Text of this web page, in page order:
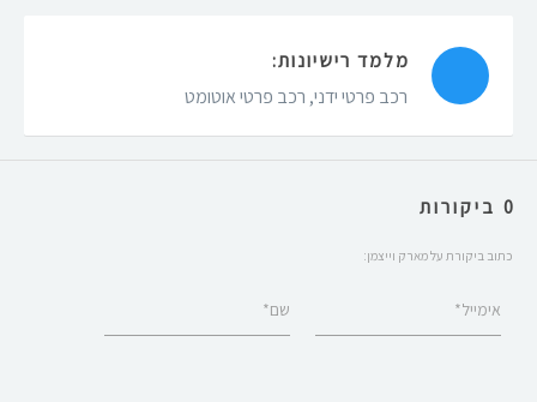
מלמד רישיונות:
רכב פרטי ידני, רכב פרטי אוטומט
0 ביקורות
כתוב ביקורת על מארק וייצמן:
שם* אימייל*